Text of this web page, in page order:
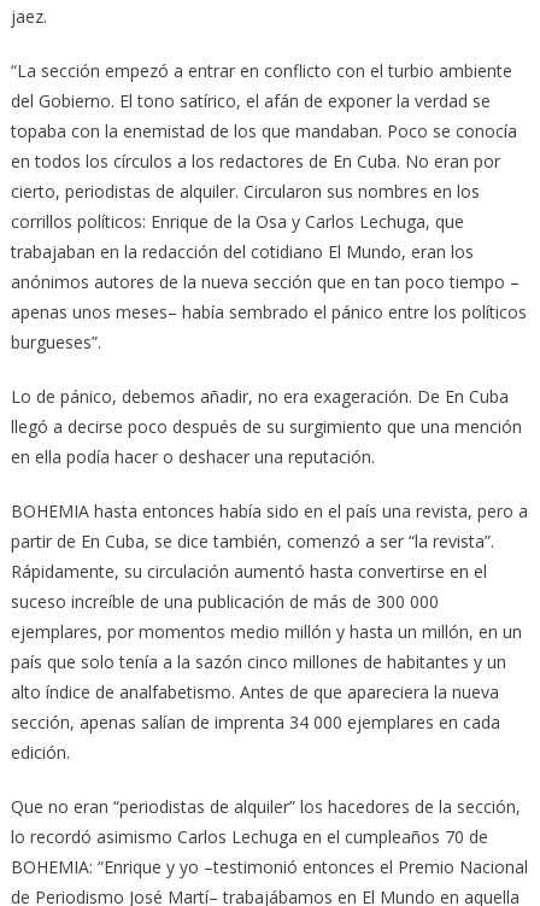
jaez.
“La sección empezó a entrar en conflicto con el turbio ambiente
del Gobierno. El tono satírico, el afán de exponer la verdad se
topaba con la enemistad de los que mandaban. Poco se conocía
en todos los círculos a los redactores de En Cuba. No eran por
cierto, periodistas de alquiler. Circularon sus nombres en los
corrillos políticos: Enrique de la Osa y Carlos Lechuga, que
trabajaban en la redacción del cotidiano El Mundo, eran los
anónimos autores de la nueva sección que en tan poco tiempo –
apenas unos meses– había sembrado el pánico entre los políticos
burgueses”.
Lo de pánico, debemos añadir, no era exageración. De En Cuba
llegó a decirse poco después de su surgimiento que una mención
en ella podía hacer o deshacer una reputación.
BOHEMIA hasta entonces había sido en el país una revista, pero a
partir de En Cuba, se dice también, comenzó a ser “la revista”.
Rápidamente, su circulación aumentó hasta convertirse en el
suceso increíble de una publicación de más de 300 000
ejemplares, por momentos medio millón y hasta un millón, en un
país que solo tenía a la sazón cinco millones de habitantes y un
alto índice de analfabetismo. Antes de que apareciera la nueva
sección, apenas salían de imprenta 34 000 ejemplares en cada
edición.
Que no eran “periodistas de alquiler” los hacedores de la sección,
lo recordó asimismo Carlos Lechuga en el cumpleaños 70 de
BOHEMIA: “Enrique y yo –testimonió entonces el Premio Nacional
de Periodismo José Martí– trabajábamos en El Mundo en aquella